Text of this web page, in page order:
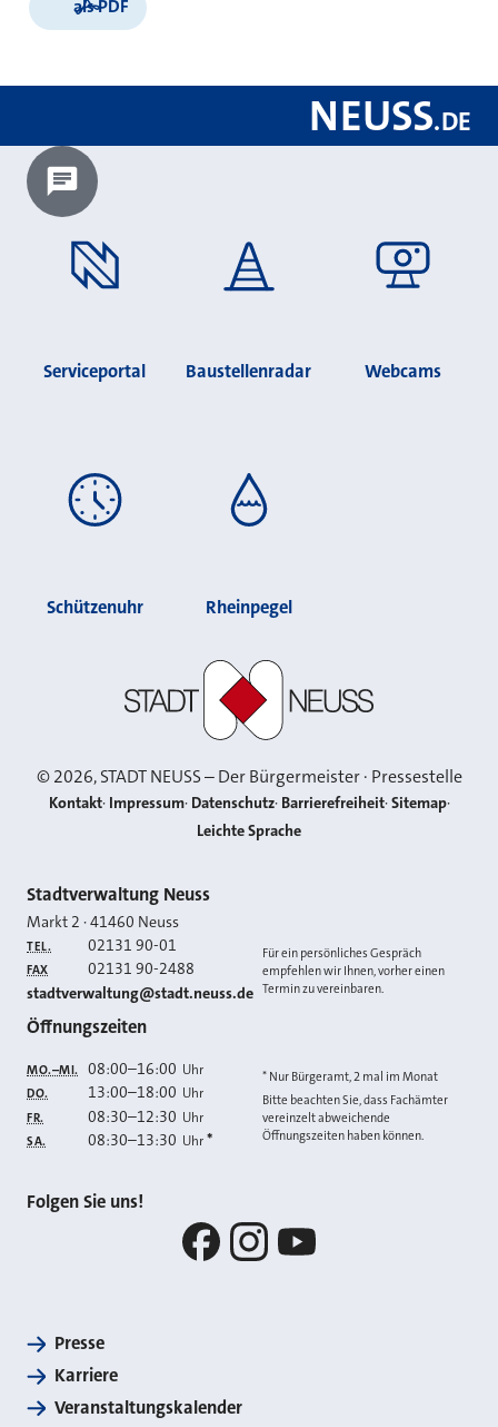
als PDF
NEUSS.DE
Chatbot laden?
Serviceportal Baustellenradar Webcams
Schützenuhr Rheinpegel
©2026, STADT NEUSS – Der Bürgermeister · Pressestelle
Kontakt Impressum Datenschutz Barrierefreiheit Sitemap
Leichte Sprache
Kontakt
Stadtverwaltung Neuss
Markt 2 ·41460 Neuss
TEL. 02131 90-01
FAX 02131 90-2488
E-MAIL
stadtverwaltung@stadt.neuss.de
Für ein persönliches Gespräch
empfehlen wir Ihnen, vorher einen
Termin zu vereinbaren.
Öffnungszeiten
MO.–MI. 08:00–16:00 Uhr
DO. 13:00–18:00 Uhr
FR. 08:30–12:30 Uhr
SA. 08:30–13:30 Uhr *
* Nur Bürgeramt, 2 mal im Monat
Bitte beachten Sie, dass Fachämter
vereinzelt abweichende
Öffnungszeiten haben können.
Folgen Sie uns!
Presse
Karriere
Veranstaltungskalender